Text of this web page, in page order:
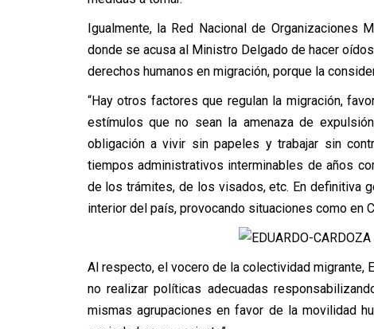
Igualmente, la Red Nacional de Organizaciones
donde se acusa al Ministro Delgado de hacer
derechos humanos en migración, porque la
“Hay otros factores que regulan la migración,
estímulos que no sean la amenaza de
obligación a vivir sin papeles y trabajar sin
tiempos administrativos interminables de años
de los trámites, de los visados, etc. En definitiva
interior del país, provocando situaciones como en
Al respecto, el vocero de la colectividad migrante,
no realizar políticas adecuadas
mismas agrupaciones en favor de la movilidad